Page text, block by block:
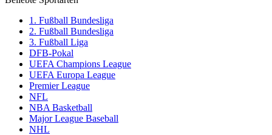
1. Fußball Bundesliga
2. Fußball Bundesliga
3. Fußball Liga
DFB-Pokal
UEFA Champions League
UEFA Europa League
Premier League
NFL
NBA Basketball
Major League Baseball
NHL